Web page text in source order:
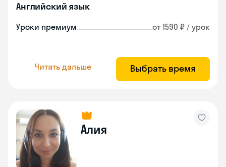
Английский язык
Уроки премиум от 1590 ₽ / урок
Читать дальше Выбрать время
Алия